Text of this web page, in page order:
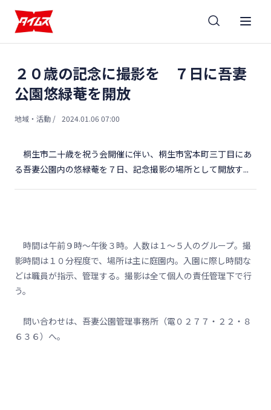
２０歳の記念に撮影を ７日に吾妻
公園悠緑菴を開放
地域・活動 / 2024.01.06 07:00
桐生市二十歳を祝う会開催に伴い、桐生市宮本町三丁目にあ
る吾妻公園内の悠緑菴を７日、記念撮影の場所として開放す...
時間は午前９時～午後３時。人数は１～５人のグループ。撮
影時間は１０分程度で、場所は主に庭園内。入園に際し時間な
どは職員が指示、管理する。撮影は全て個人の責任管理下で行
う。
問い合わせは、吾妻公園管理事務所（電０２７７・２２・８
６３６）へ。